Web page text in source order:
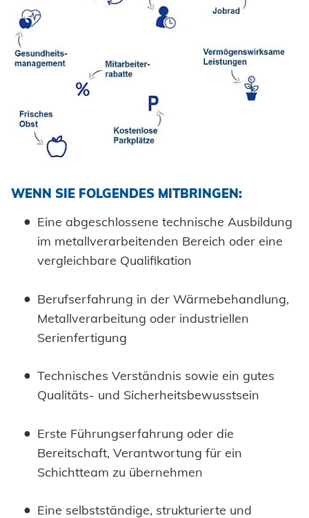
WENN SIE FOLGENDES MITBRINGEN:
Eine abgeschlossene technische Ausbildung
im metallverarbeitenden Bereich oder eine
vergleichbare Qualifikation
Berufserfahrung in der Wärmebehandlung,
Metallverarbeitung oder industriellen
Serienfertigung
Technisches Verständnis sowie ein gutes
Qualitäts- und Sicherheitsbewusstsein
Erste Führungserfahrung oder die
Bereitschaft, Verantwortung für ein
Schichtteam zu übernehmen
Eine selbstständige, strukturierte und